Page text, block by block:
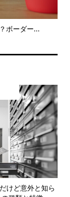
ボーダー...
けど意外と知ら